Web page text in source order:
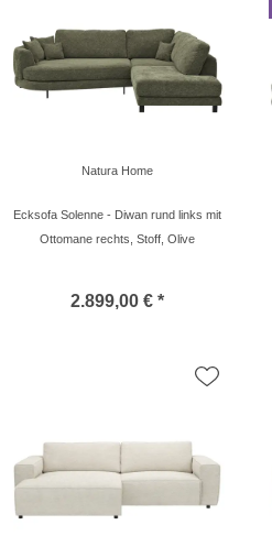
Natura Home
Ecksofa Solenne - Diwan rund links mit
Ottomane rechts, Stoff, Olive
2.899,00 € *